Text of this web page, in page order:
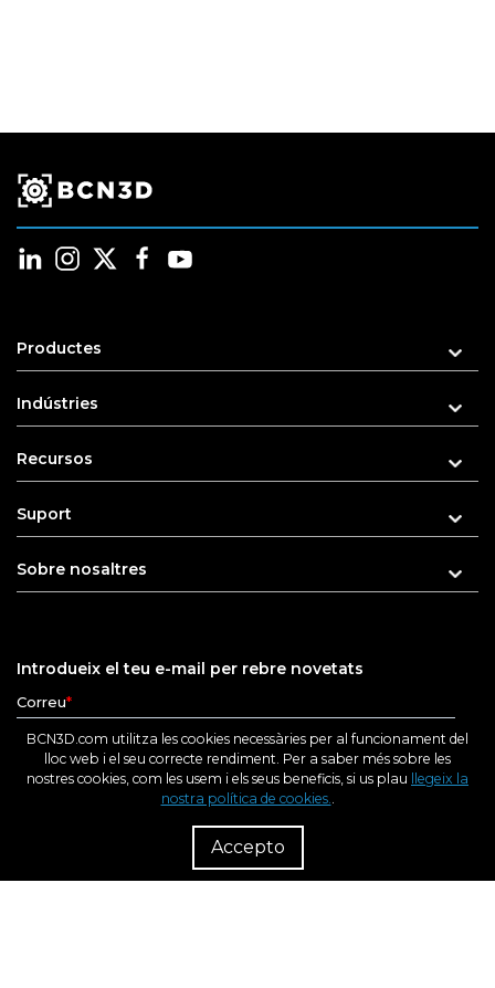
Productes
Indústries
Recursos
Suport
Sobre nosaltres
Introdueix el teu e-mail per rebre novetats
BCN3D.com utilitza les cookies necessàries per al funcionament del
lloc web i el seu correcte rendiment. Per a saber més sobre les
nostres cookies, com les usem i els seus beneficis, si us plau
llegeix la
nostra política de cookies..
Accepto